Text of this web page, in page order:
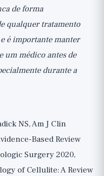
de forma
qualquer tratamento
e é importante manter
um médico antes de
durante a
NS, Am J Clin
Based Review
Surgery 2020,
of Cellulite: A Review